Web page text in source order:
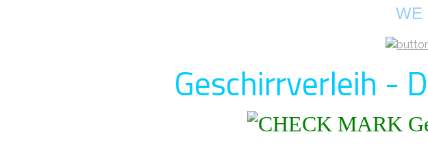
WE
Geschirrverleih -